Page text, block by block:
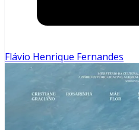
Flávio Henrique Fernandes